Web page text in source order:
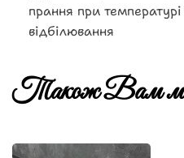
прання при
відбілювання
Також Вам